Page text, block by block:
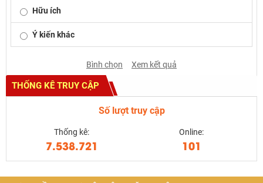
Hữu ích
Ý kiến khác
Bình chọn Xem kết quả
THỐNG KÊ TRUY CẬP
Số lượt truy cập
Thống kê:
7.538.721
Online:
101